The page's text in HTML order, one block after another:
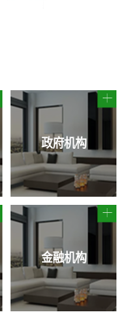
政府机构
金融机构